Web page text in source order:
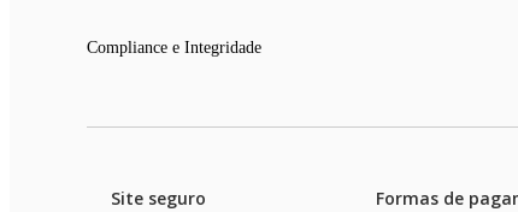
Compliance e Integridade
Site seguro Formas de